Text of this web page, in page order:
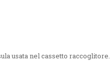
usata nel cassetto raccoglitore.